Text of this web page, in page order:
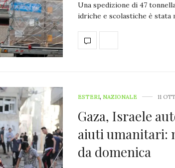
Una spedizione di 47
idriche e scolastiche è stata
ESTERI, NAZIONALE 11
Gaza, Israele
aiuti umanitari:
da domenica